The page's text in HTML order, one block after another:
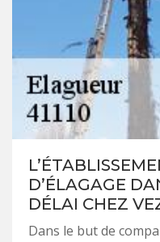
D’ÉLAGAGE
DÉLAI CHEZ
Dans le but de